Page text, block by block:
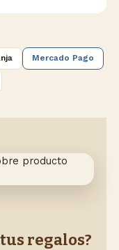
Mercado Pago
regalos?